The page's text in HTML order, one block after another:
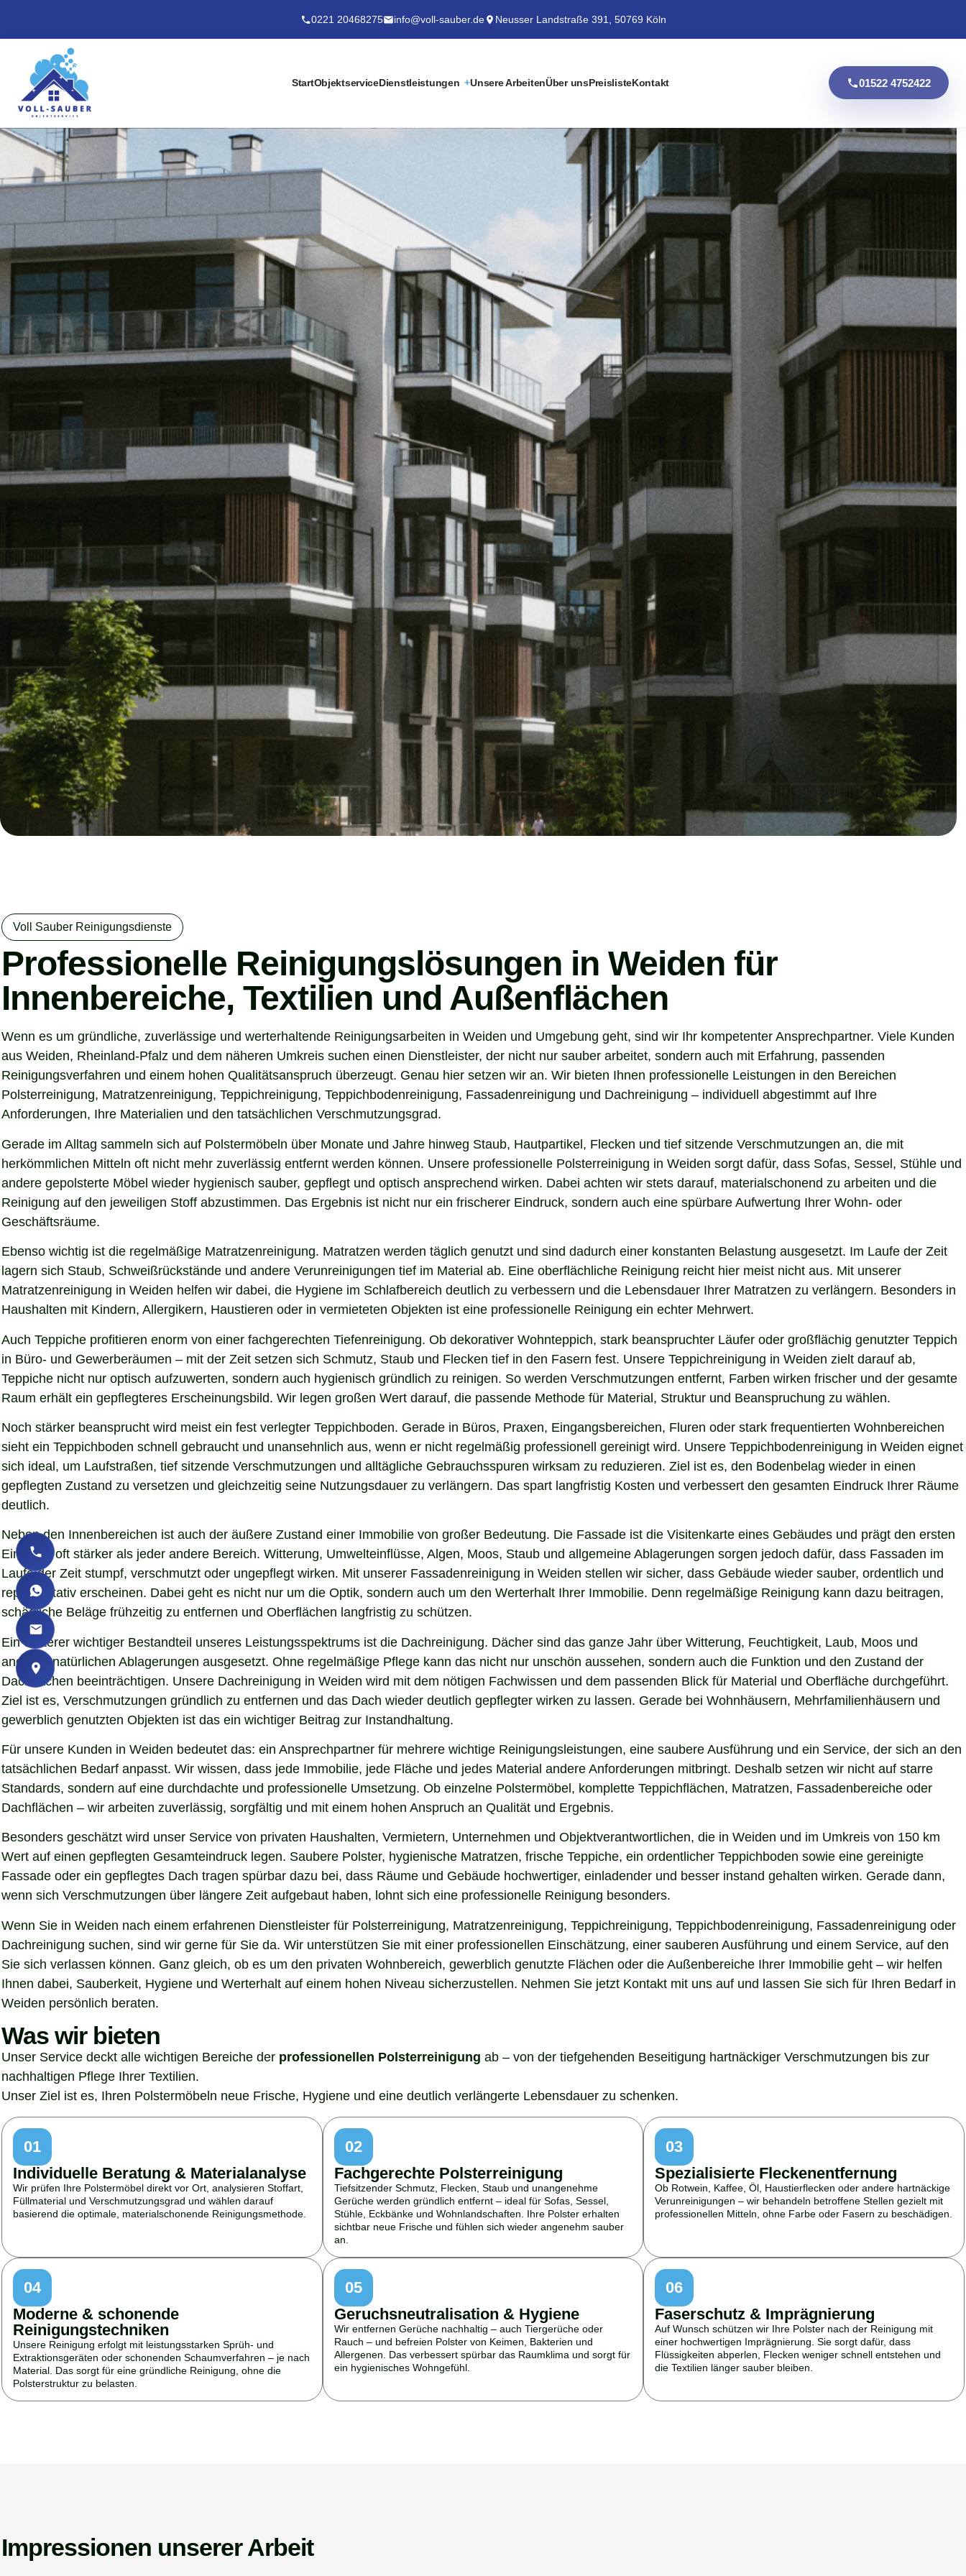
0221 20468275 info@voll-sauber.de Neusser Landstraße 391, 50769 Köln
StartObjektserviceDienstleistungen Unsere ArbeitenÜber unsPreislisteKontakt 01522 4752422
Voll Sauber Reinigungsdienste
Professionelle Reinigungslösungen in Weiden für
Innenbereiche, Textilien und Außenflächen
Wenn es um gründliche, zuverlässige und werterhaltende Reinigungsarbeiten in Weiden und Umgebung geht, sind wir Ihr kompetenter Ansprechpartner. Viele Kunden
aus Weiden, Rheinland-Pfalz und dem näheren Umkreis suchen einen Dienstleister, der nicht nur sauber arbeitet, sondern auch mit Erfahrung, passenden
Reinigungsverfahren und einem hohen Qualitätsanspruch überzeugt. Genau hier setzen wir an. Wir bieten Ihnen professionelle Leistungen in den Bereichen
Polsterreinigung, Matratzenreinigung, Teppichreinigung, Teppichbodenreinigung, Fassadenreinigung und Dachreinigung – individuell abgestimmt auf Ihre
Anforderungen, Ihre Materialien und den tatsächlichen Verschmutzungsgrad.
Gerade im Alltag sammeln sich auf Polstermöbeln über Monate und Jahre hinweg Staub, Hautpartikel, Flecken und tief sitzende Verschmutzungen an, die mit
herkömmlichen Mitteln oft nicht mehr zuverlässig entfernt werden können. Unsere professionelle Polsterreinigung in Weiden sorgt dafür, dass Sofas, Sessel, Stühle und
andere gepolsterte Möbel wieder hygienisch sauber, gepflegt und optisch ansprechend wirken. Dabei achten wir stets darauf, materialschonend zu arbeiten und die
Reinigung auf den jeweiligen Stoff abzustimmen. Das Ergebnis ist nicht nur ein frischerer Eindruck, sondern auch eine spürbare Aufwertung Ihrer Wohn- oder
Geschäftsräume.
Ebenso wichtig ist die regelmäßige Matratzenreinigung. Matratzen werden täglich genutzt und sind dadurch einer konstanten Belastung ausgesetzt. Im Laufe der Zeit
lagern sich Staub, Schweißrückstände und andere Verunreinigungen tief im Material ab. Eine oberflächliche Reinigung reicht hier meist nicht aus. Mit unserer
Matratzenreinigung in Weiden helfen wir dabei, die Hygiene im Schlafbereich deutlich zu verbessern und die Lebensdauer Ihrer Matratzen zu verlängern. Besonders in
Haushalten mit Kindern, Allergikern, Haustieren oder in vermieteten Objekten ist eine professionelle Reinigung ein echter Mehrwert.
Auch Teppiche profitieren enorm von einer fachgerechten Tiefenreinigung. Ob dekorativer Wohnteppich, stark beanspruchter Läufer oder großflächig genutzter Teppich
in Büro- und Gewerberäumen – mit der Zeit setzen sich Schmutz, Staub und Flecken tief in den Fasern fest. Unsere Teppichreinigung in Weiden zielt darauf ab,
Teppiche nicht nur optisch aufzuwerten, sondern auch hygienisch gründlich zu reinigen. So werden Verschmutzungen entfernt, Farben wirken frischer und der gesamte
Raum erhält ein gepflegteres Erscheinungsbild. Wir legen großen Wert darauf, die passende Methode für Material, Struktur und Beanspruchung zu wählen.
Noch stärker beansprucht wird meist ein fest verlegter Teppichboden. Gerade in Büros, Praxen, Eingangsbereichen, Fluren oder stark frequentierten Wohnbereichen
sieht ein Teppichboden schnell gebraucht und unansehnlich aus, wenn er nicht regelmäßig professionell gereinigt wird. Unsere Teppichbodenreinigung in Weiden eignet
sich ideal, um Laufstraßen, tief sitzende Verschmutzungen und alltägliche Gebrauchsspuren wirksam zu reduzieren. Ziel ist es, den Bodenbelag wieder in einen
gepflegten Zustand zu versetzen und gleichzeitig seine Nutzungsdauer zu verlängern. Das spart langfristig Kosten und verbessert den gesamten Eindruck Ihrer Räume
deutlich.
Neben den Innenbereichen ist auch der äußere Zustand einer Immobilie von großer Bedeutung. Die Fassade ist die Visitenkarte eines Gebäudes und prägt den ersten
Eindruck oft stärker als jeder andere Bereich. Witterung, Umwelteinflüsse, Algen, Moos, Staub und allgemeine Ablagerungen sorgen jedoch dafür, dass Fassaden im
Laufe der Zeit stumpf, verschmutzt oder ungepflegt wirken. Mit unserer Fassadenreinigung in Weiden stellen wir sicher, dass Gebäude wieder sauber, ordentlich und
repräsentativ erscheinen. Dabei geht es nicht nur um die Optik, sondern auch um den Werterhalt Ihrer Immobilie. Denn regelmäßige Reinigung kann dazu beitragen,
schädliche Beläge frühzeitig zu entfernen und Oberflächen langfristig zu schützen.
Ein weiterer wichtiger Bestandteil unseres Leistungsspektrums ist die Dachreinigung. Dächer sind das ganze Jahr über Witterung, Feuchtigkeit, Laub, Moos und
anderen natürlichen Ablagerungen ausgesetzt. Ohne regelmäßige Pflege kann das nicht nur unschön aussehen, sondern auch die Funktion und den Zustand der
Dachflächen beeinträchtigen. Unsere Dachreinigung in Weiden wird mit dem nötigen Fachwissen und dem passenden Blick für Material und Oberfläche durchgeführt.
Ziel ist es, Verschmutzungen gründlich zu entfernen und das Dach wieder deutlich gepflegter wirken zu lassen. Gerade bei Wohnhäusern, Mehrfamilienhäusern und
gewerblich genutzten Objekten ist das ein wichtiger Beitrag zur Instandhaltung.
Für unsere Kunden in Weiden bedeutet das: ein Ansprechpartner für mehrere wichtige Reinigungsleistungen, eine saubere Ausführung und ein Service, der sich an den
tatsächlichen Bedarf anpasst. Wir wissen, dass jede Immobilie, jede Fläche und jedes Material andere Anforderungen mitbringt. Deshalb setzen wir nicht auf starre
Standards, sondern auf eine durchdachte und professionelle Umsetzung. Ob einzelne Polstermöbel, komplette Teppichflächen, Matratzen, Fassadenbereiche oder
Dachflächen – wir arbeiten zuverlässig, sorgfältig und mit einem hohen Anspruch an Qualität und Ergebnis.
Besonders geschätzt wird unser Service von privaten Haushalten, Vermietern, Unternehmen und Objektverantwortlichen, die in Weiden und im Umkreis von 150 km
Wert auf einen gepflegten Gesamteindruck legen. Saubere Polster, hygienische Matratzen, frische Teppiche, ein ordentlicher Teppichboden sowie eine gereinigte
Fassade oder ein gepflegtes Dach tragen spürbar dazu bei, dass Räume und Gebäude hochwertiger, einladender und besser instand gehalten wirken. Gerade dann,
wenn sich Verschmutzungen über längere Zeit aufgebaut haben, lohnt sich eine professionelle Reinigung besonders.
Wenn Sie in Weiden nach einem erfahrenen Dienstleister für Polsterreinigung, Matratzenreinigung, Teppichreinigung, Teppichbodenreinigung, Fassadenreinigung oder
Dachreinigung suchen, sind wir gerne für Sie da. Wir unterstützen Sie mit einer professionellen Einschätzung, einer sauberen Ausführung und einem Service, auf den
Sie sich verlassen können. Ganz gleich, ob es um den privaten Wohnbereich, gewerblich genutzte Flächen oder die Außenbereiche Ihrer Immobilie geht – wir helfen
Ihnen dabei, Sauberkeit, Hygiene und Werterhalt auf einem hohen Niveau sicherzustellen. Nehmen Sie jetzt Kontakt mit uns auf und lassen Sie sich für Ihren Bedarf in
Weiden persönlich beraten.
Was wir bieten
Unser Service deckt alle wichtigen Bereiche der professionellen Polsterreinigung ab – von der tiefgehenden Beseitigung hartnäckiger Verschmutzungen bis zur
nachhaltigen Pflege Ihrer Textilien.
Unser Ziel ist es, Ihren Polstermöbeln neue Frische, Hygiene und eine deutlich verlängerte Lebensdauer zu schenken.
01
Individuelle Beratung & Materialanalyse
Wir prüfen Ihre Polstermöbel direkt vor Ort, analysieren Stoffart,
Füllmaterial und Verschmutzungsgrad und wählen darauf
basierend die optimale, materialschonende Reinigungsmethode.
02
Fachgerechte Polsterreinigung
Tiefsitzender Schmutz, Flecken, Staub und unangenehme
Gerüche werden gründlich entfernt – ideal für Sofas, Sessel,
Stühle, Eckbänke und Wohnlandschaften. Ihre Polster erhalten
sichtbar neue Frische und fühlen sich wieder angenehm sauber
an.
03
Spezialisierte Fleckenentfernung
Ob Rotwein, Kaffee, Öl, Haustierflecken oder andere hartnäckige
Verunreinigungen – wir behandeln betroffene Stellen gezielt mit
professionellen Mitteln, ohne Farbe oder Fasern zu beschädigen.
04
Moderne & schonende
Reinigungstechniken
Unsere Reinigung erfolgt mit leistungsstarken Sprüh- und
Extraktionsgeräten oder schonenden Schaumverfahren – je nach
Material. Das sorgt für eine gründliche Reinigung, ohne die
Polsterstruktur zu belasten.
05
Geruchsneutralisation & Hygiene
Wir entfernen Gerüche nachhaltig – auch Tiergerüche oder
Rauch – und befreien Polster von Keimen, Bakterien und
Allergenen. Das verbessert spürbar das Raumklima und sorgt für
ein hygienisches Wohngefühl.
06
Faserschutz & Imprägnierung
Auf Wunsch schützen wir Ihre Polster nach der Reinigung mit
einer hochwertigen Imprägnierung. Sie sorgt dafür, dass
Flüssigkeiten abperlen, Flecken weniger schnell entstehen und
die Textilien länger sauber bleiben.
Impressionen unserer Arbeit